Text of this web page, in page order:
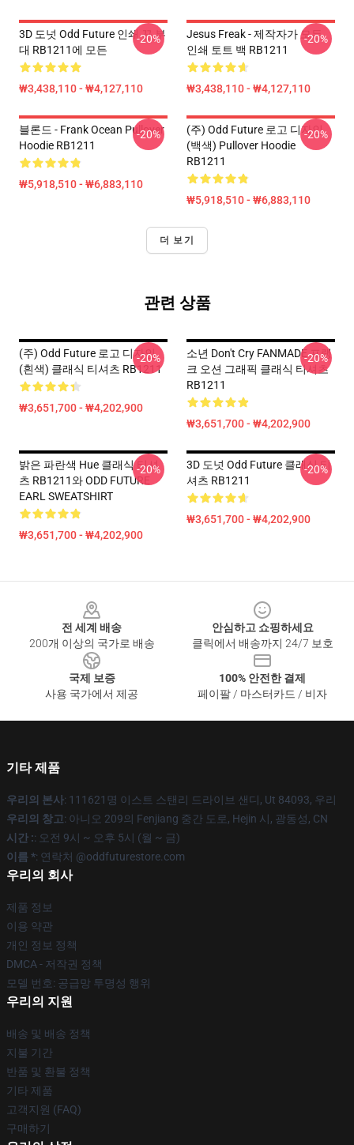
3D 도넛 Odd Future 인쇄 끈 부
대 RB1211에 모든
₩3,438,110 - ₩4,127,110
-20%
Jesus Freak - 제작자가 모든
인쇄 토트 백 RB1211
₩3,438,110 - ₩4,127,110
-20%
블론드 - Frank Ocean Pullover
Hoodie RB1211
₩5,918,510 - ₩6,883,110
-20%
(주) Odd Future 로고 디자인
(백색) Pullover Hoodie
RB1211
₩5,918,510 - ₩6,883,110
-20%
더 보기
관련 상품
(주) Odd Future 로고 디자인
(흰색) 클래식 티셔츠 RB1211
₩3,651,700 - ₩4,202,900
-20%
소년 Don't Cry FANMADE 프랭
크 오션 그래픽 클래식 티셔츠
RB1211
₩3,651,700 - ₩4,202,900
-20%
밝은 파란색 Hue 클래식 티셔
츠 RB1211와 ODD FUTURE
EARL SWEATSHIRT
₩3,651,700 - ₩4,202,900
-20%
3D 도넛 Odd Future 클래식 티
셔츠 RB1211
₩3,651,700 - ₩4,202,900
-20%
전 세계 배송
200개 이상의 국가로 배송
안심하고 쇼핑하세요
클릭에서 배송까지 24/7 보호
국제 보증
사용 국가에서 제공
100% 안전한 결제
페이팔 / 마스터카드 / 비자
기타 제품
우리의 본사: 111621명 이스트 스탠리 드라이브 샌디, Ut 84093, 우리
우리의 창고: 아니오 209의 Fenjiang 중간 도로, Hejin 시, 광동성, CN
시간 :: 오전 9시 ~ 오후 5시 (월 ~ 금)
이름 *: 연락처 @oddfuturestore.com
우리의 회사
제품 정보
이용 약관
개인 정보 정책
DMCA - 저작권 정책
모델 번호: 공급망 투명성 행위
우리의 지원
배송 및 배송 정책
지불 기간
반품 및 환불 정책
기타 제품
고객지원 (FAQ)
구매하기